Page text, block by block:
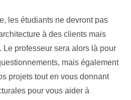
les étudiants ne devront pas
à des clients mais
Le professeur sera alors là pour
mais également
projets tout en vous donnant
pour vous aider à